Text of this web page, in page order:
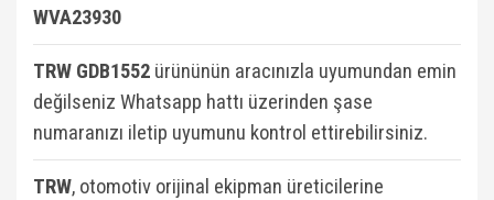
WVA23930
TRW GDB1552 ürününün aracınızla uyumundan emin
değilseniz Whatsapp hattı üzerinden şase
numaranızı iletip uyumunu kontrol ettirebilirsiniz.
TRW, otomotiv orijinal ekipman üreticilerine